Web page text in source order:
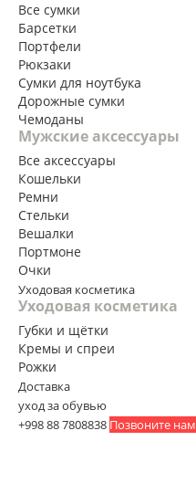
Все сумки
Барсетки
Портфели
Рюкзаки
Сумки для ноутбука
Дорожные сумки
Чемоданы
Мужские аксессуары
Все аксессуары
Кошельки
Ремни
Стельки
Вешалки
Портмоне
Очки
Уходовая косметика
Уходовая косметика
Губки и щётки
Кремы и спреи
Рожки
Доставка
уход за обувью
+998 88 7808838 Позвоните